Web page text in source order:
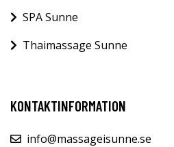
SPA Sunne
Thaimassage Sunne
KONTAKTINFORMATION
info@massageisunne.se